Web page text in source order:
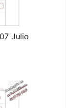
Julio